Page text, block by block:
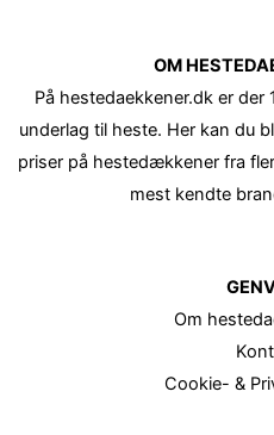
OM
På hestedaekkener.dk er
underlag til heste. Her kan du
priser på hestedækkener fra
mest kendte
Om
Cookie- &